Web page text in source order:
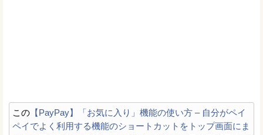
この 【PayPay】「お気に入り」機能の使い方 – 自分がペイ
ペイでよく利用する機能のショートカットをトップ画面にま